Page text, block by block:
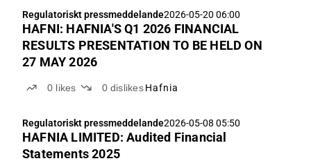
Regulatoriskt pressmeddelande2026-05-20 06:00
HAFNI: HAFNIA'S Q1 2026 FINANCIAL
RESULTS PRESENTATION TO BE HELD ON
27 MAY 2026
0 likes 0 dislikes Hafnia
Regulatoriskt pressmeddelande2026-05-08 05:50
HAFNIA LIMITED: Audited Financial
Statements 2025